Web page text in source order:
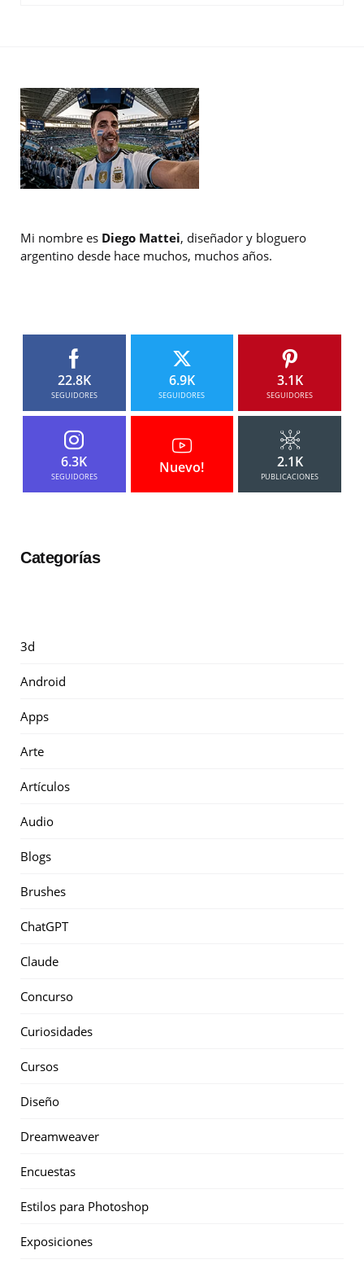
Mi nombre es Diego Mattei, diseñador y bloguero
argentino desde hace muchos, muchos años.
22.8K
SEGUIDORES
6.9K
SEGUIDORES
3.1K
SEGUIDORES
6.3K
SEGUIDORES
Nuevo! 2.1K
PUBLICACIONES
Categorías
3d
Android
Apps
Arte
Artículos
Audio
Blogs
Brushes
ChatGPT
Claude
Concurso
Curiosidades
Cursos
Diseño
Dreamweaver
Encuestas
Estilos para Photoshop
Exposiciones